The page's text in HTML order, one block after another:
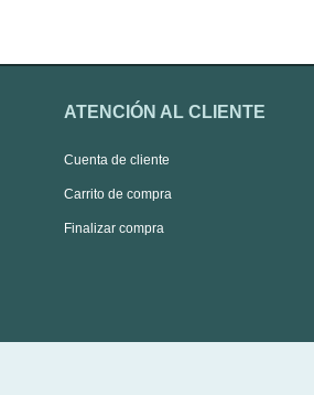
ATENCIÓN AL CLIENTE
Cuenta de cliente
Carrito de compra
Finalizar compra